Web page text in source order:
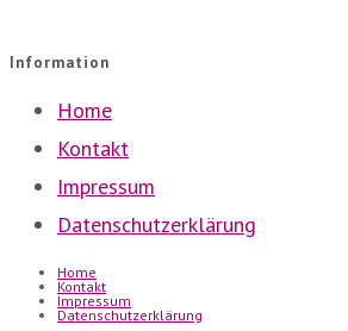
Information
Home
Kontakt
Impressum
Datenschutzerklärung
Home
Kontakt
Impressum
Datenschutzerklärung